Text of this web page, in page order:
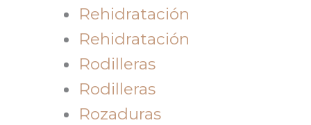
Rehidratación
Rehidratación
Rodilleras
Rodilleras
Rozaduras